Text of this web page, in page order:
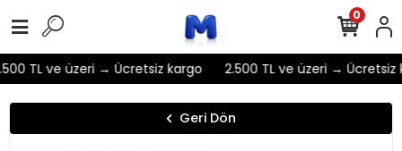
TL ve üzeri → Ücretsiz kargo 2.500 TL ve üzeri → Ücretsiz
0
Geri Dön